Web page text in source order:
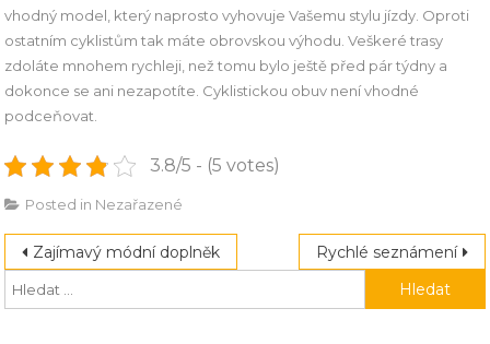
vhodný model, který naprosto vyhovuje Vašemu stylu jízdy. Oproti
ostatním cyklistům tak máte obrovskou výhodu. Veškeré trasy
zdoláte mnohem rychleji, než tomu bylo ještě před pár týdny a
dokonce se ani nezapotíte. Cyklistickou obuv není vhodné
podceňovat.
3.8/5 - (5 votes)
Posted in Nezařazené
Navigace
pro
Zajímavý módní doplněk Rychlé seznámení